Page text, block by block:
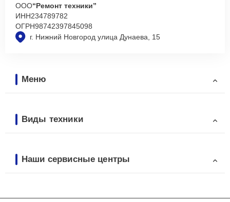
г. Нижний Новгород улица Дунаева, 15
ООО“Ремонт техники”
ИНН234789782
ОГРН98742397845098
Меню
Виды техники
Наши сервисные центры